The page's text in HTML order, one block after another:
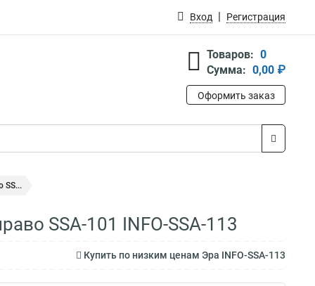
Вход Регистрация
Товаров: 0
Сумма: 0,00 ₽
Оформить заказ
SS...
SSA-101 INFO-SSA-113
Купить по низким ценам Эра INFO-SSA-113